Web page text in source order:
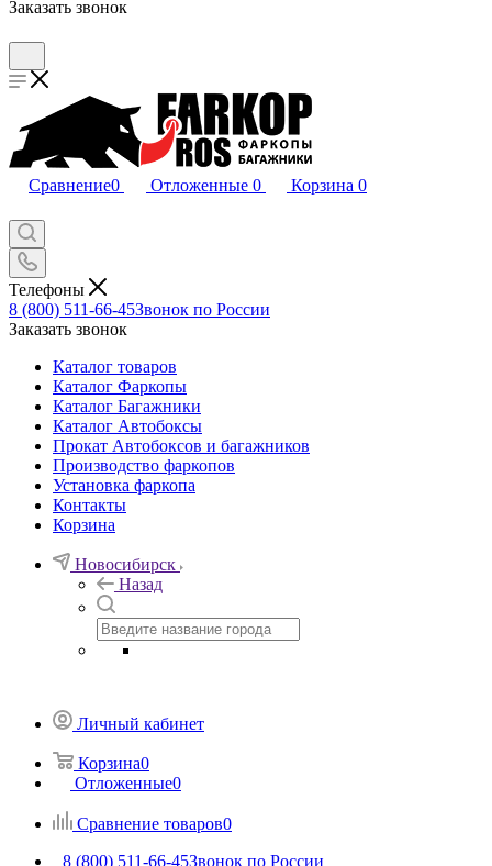
Заказать звонок
Сравнение0 Отложенные 0 Корзина 0
Телефоны
8 (800) 511-66-45Звонок по России
Заказать звонок
Каталог товаров
Каталог Фаркопы
Каталог Багажники
Каталог Автобоксы
Прокат Автобоксов и багажников
Производство фаркопов
Установка фаркопа
Контакты
Корзина
Новосибирск
Назад
Личный кабинет
Корзина0
Отложенные0
Сравнение товаров0
8 (800) 511-66-45Звонок по России